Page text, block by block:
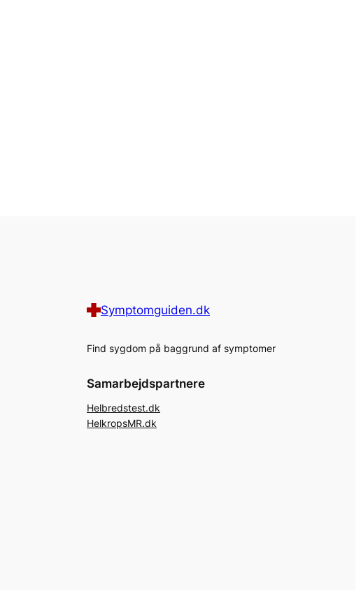
Symptomguiden.dk
Find sygdom på baggrund af symptomer
Samarbejdspartnere
Helbredstest.dk
HelkropsMR.dk